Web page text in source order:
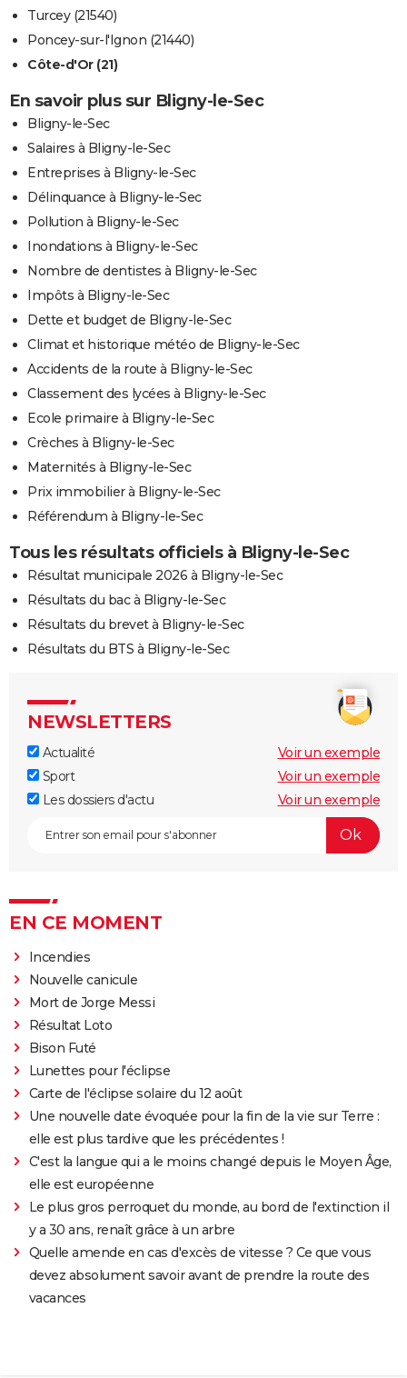
Turcey (21540)
Poncey-sur-l'Ignon (21440)
Côte-d'Or (21)
En savoir plus sur Bligny-le-Sec
Bligny-le-Sec
Salaires à Bligny-le-Sec
Entreprises à Bligny-le-Sec
Délinquance à Bligny-le-Sec
Pollution à Bligny-le-Sec
Inondations à Bligny-le-Sec
Nombre de dentistes à Bligny-le-Sec
Impôts à Bligny-le-Sec
Dette et budget de Bligny-le-Sec
Climat et historique météo de Bligny-le-Sec
Accidents de la route à Bligny-le-Sec
Classement des lycées à Bligny-le-Sec
Ecole primaire à Bligny-le-Sec
Crèches à Bligny-le-Sec
Maternités à Bligny-le-Sec
Prix immobilier à Bligny-le-Sec
Référendum à Bligny-le-Sec
Tous les résultats officiels à Bligny-le-Sec
Résultat municipale 2026 à Bligny-le-Sec
Résultats du bac à Bligny-le-Sec
Résultats du brevet à Bligny-le-Sec
Résultats du BTS à Bligny-le-Sec
NEWSLETTERS
Actualité
Voir un exemple
Sport
Voir un exemple
Les dossiers d'actu
Voir un exemple
EN CE MOMENT
Incendies
Nouvelle canicule
Mort de Jorge Messi
Résultat Loto
Bison Futé
Lunettes pour l'éclipse
Carte de l'éclipse solaire du 12 août
Une nouvelle date évoquée pour la fin de la vie sur Terre :
elle est plus tardive que les précédentes !
C'est la langue qui a le moins changé depuis le Moyen Âge,
elle est européenne
Le plus gros perroquet du monde, au bord de l'extinction il
y a 30 ans, renaît grâce à un arbre
Quelle amende en cas d'excès de vitesse ? Ce que vous
devez absolument savoir avant de prendre la route des
vacances